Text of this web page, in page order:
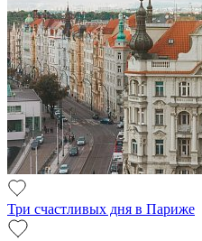
Три счастливых дня в Париже